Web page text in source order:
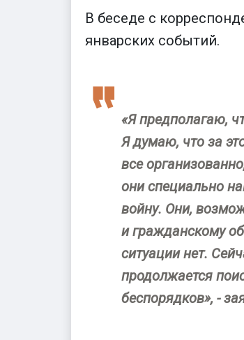
В беседе с
январских событий.
«Я предполагаю,
Я думаю, что за
все
они специально
войну. Они,
и гражданскому
ситуации нет.
продолжается
беспорядков», -